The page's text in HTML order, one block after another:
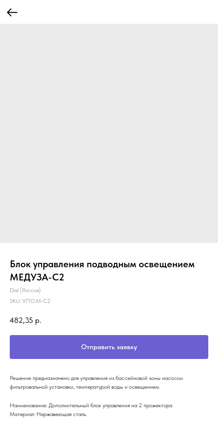
Блок управления подводным освещением
МЕДУЗА-C2
Dial (Россия)
SKU: УПО.М-С2
482,35 р.
Отправить заявку
Решение предназначено для управления из бассейновой зоны насосом
фильтровальной установки, температурой воды и освещением.
Наименование: Дополнительный блок управления на 2 прожектора
Материал: Нержавеющая сталь